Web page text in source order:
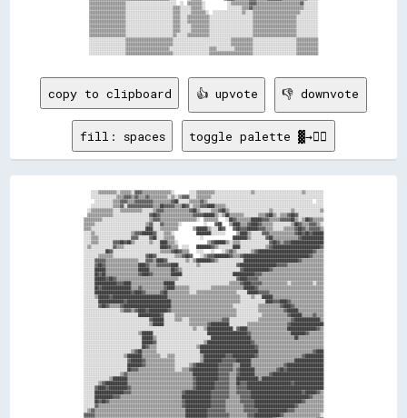
copy to clipboard 👍 upvote 👎 downvote
fill: spaces toggle palette ▓→✊🏽
    ░░░░▒▒▒▒▒▒▒▒▒▒░░▒▒▒▒▒▒░░▓▓▓▓▒▒▒▒▒▒▒▒▒▒▒▒▒▒▒▒░░        ░░░░▒▒▒▒▒▒▒▒▒▒░░░░░░░░░░░░░░░░░░░░▒▒░░░░░░░░░░░░░░░░░░░░░░░░░░▒▒░░░░░░░░░░
    ░░░░░░░░░░░░░░▒▒▒▒▓▓▓▓▒▒▓▓▒▒▒▒▓▓▒▒▒▒▒▒▒▒▒▒░░▒▒░░▒▒▓▓▓▓░░░░▒▒▒▒▒▒▒▒░░░░░░░░░░░░░░░░░░░░░░░░░░░░░░░░░░░░░░░░░░░░░░░░░░░░░░░░░░░░░░
      ░░░░░░░░░░▒▒▒▒▓▓▓▓▒▒▒▒▓▓▓▓▓▓▓▓▓▓▒▒▒▒▒▒▒▒▒▒▓▓██░░░░░░▒▒▒▒▒▒▓▓▒▒░░░░░░░░░░░░░░░░░░░░░░░░░░░░░░░░░░░░░░░░░░░░░░░░░░░░░░░░░░  ░░░░
    ░░░░░░░░░░░░▒▒▒▒▓▓░░▓▓▓▓▓▓▓▓▓▓▓▓▓▓▒▒▒▒██▓▓▓▓▓▓▒▒▒▒██▓▓░░▒▒▒▒▓▓▓▓████▒▒▒▒▒▒░░░░░░░░░░░░░░░░░░░░░░░░░░░░░░░░░░░░░░░░░░░░░░░░░░░░░░
  ░░▒▒▒▒▒▒▒▒▒▒▒▒░░░░▒▒▒▒▒▒▒▒▒▒▒▒░░░░░░▒▒▓▓▓▓▒▒▒▒▒▒▒▒▒▒▒▒▒▒▓▓██▒▒░░░░░░▒▒▒▒▓▓██▒▒░░░░░░░░░░░░░░░░░░░░░░▒▒░░░░░░░░░░▒▒░░░░░░░░░░░░░░▒▒
  ▒▒▒▒▒▒▒▒▒▒▒▒▒▒░░░░░░░░░░░░░░░░░░░░▓▓██▓▓▒▒▒▒▒▒▒▒▒▒▒▒▒▒▒▒▒▒▓▓▓▓▓▓██████▒▒░░▒▒██▒▒▒▒▒▒▒▒░░░░░░░░▒▒▒▒▓▓██▒▒░░▒▒▒▒▓▓██▓▓░░░░░░░░░░░░░░
▒▒▒▒▒▒▒▒▒▒░░░░░░░░░░░░░░░░░░░░░░░░░░▒▒▓▓▓▓▒▒▒▒▒▒▒▒▒▒▒▒▒▒▒▒▒▒▒▒░░  ▒▒▒▒▒▒▒▒    ░░██▓▓▒▒▒▒▒▒▒▒██████▓▓▓▓▒▒▒▒▒▒▓▓▓▓▓▓██▒▒░░▒▒██▓▓▒▒▒▒▒▒
▒▒▒▒▒▒░░░░░░░░░░░░░░░░░░░░░░░░░░░░▒▒▓▓░░░░▓▓▒▒▒▒▒▒▒▒░░            ░░    ▓▓██    ▒▒████▒▒▒▒▓▓████▓▓▒▒▒▒▒▒░░░░░░░░░░▒▒██▓▓▒▒▒▒▓▓▓▓▒▒░░
▒▒▒▒░░░░░░░░░░░░░░░░░░░░░░░░░░░░░░████░░░░▒▒▒▒▒▒▒▒▒▒        ▒▒██████▒▒░░░░██▓▓    ▓▓██▓▓▓▓██████▓▓▓▓▒▒▒▒░░░░░░▒▒▒▒▒▒▓▓██▓▓▒▒▓▓▓▓▓▓▒▒
░░░░▒▒░░░░░░░░░░░░░░░░░░░░▒▒▓▓▓▓██████▓▓░░░░▒▒▒▒░░            ████████░░░░░░░░      ▒▒████▒▒░░░░░░▓▓▓▓▒▒▒▒▒▒▒▒▒▒▒▒▒▒▓▓██▓▓██▓▓██████
░░░░▒▒▒▒░░░░░░░░░░░░░░░░░░▓▓▓▓░░░░░░▓▓██░░░░▒▒▒▒▒▒              ░░                ████████▒▒░░░░░░░░▓▓██▒▒▒▒▒▒▒▒▒▒▒▒▒▒▓▓████████████
░░░░▒▒▒▒░░░░░░░░▓▓▓▓██▓▓██▒▒░░░░░░░░▒▒░░░░████▒▒▒▒░░                ▒▒▓▓██████▒▒░░▒▒▒▒░░░░░░░░░░░░░░░░▓▓██▓▓▒▒▓▓▓▓██████████████████
░░▒▒░░░░░░░░░░░░▓▓▒▒▒▒░░░░░░░░░░░░░░░░░░░░████▓▓▒▒▒▒  ░░░░    ████████▓▓▒▒░░░░░░░░████░░░░░░░░░░░░░░▒▒▓▓██████████████████████████▓▓
░░░░░░░░░░░░██▓▓░░░░░░░░░░░░░░░░░░░░░░░░░░▒▒▒▒▒▒▓▓██▓▓▒▒▒▒    ░░░░    ░░    ░░▒▒▓▓▒▒░░░░░░░░▒▒▓▓██████████████████████████████▓▓▒▒▒▒
░░░░░░░░▒▒▒▒▒▒▒▒░░░░░░░░░░░░░░░░░░▓▓██▓▓░░░░░░░░░░▒▒▒▒▓▓██▓▓    ░░▒▒▓▓▓▓████████▓▓▒▒▒▒▓▓████████████████████████████████████▓▓▒▒▒▒▒▒
░░░░░░▓▓▓▓▓▓▒▒▒▒▒▒▒▒▒▒▒▒▒▒▒▒▒▒░░░░▓▓▓▓▒▒████▓▓░░░░░░░░░░▒▒░░▒▒████████▓▓▒▒░░░░░░░░░░░░░░██████████████████████████████▓▓▒▒▒▒▒▒▒▒▒▒▒▒
░░░░░░▓▓██▓▓▒▒▒▒▒▒▒▒▒▒▒▒▒▒▒▒▒▒████▓▓▒▒▒▒▓▓▓▓▓▓▓▓████░░░░░░░░░░▒▒░░░░░░░░░░░░░░░░░░░░▓▓████████████████████▓▓▓▓▓▓▒▒▒▒▒▒▒▒▒▒▒▒▒▒▒▒▒▒▒▒
░░░░░░██████▒▒▒▒▒▒▒▒▒▒▒▒▒▒▒▒▒▒██████▒▒▒▒▒▒▒▒▒▒▒▒██▓▓▒▒░░░░░░░░░░░░░░░░░░░░░░░░░░░░░░░░▓▓██████████████▓▓▒▒▒▒▒▒▒▒▒▒▒▒▒▒▒▒▒▒▒▒▒▒▒▒▒▒▒▒
░░░░░░██▓▓██▒▒▒▒▒▒▒▒▒▒▒▒▒▒▒▒▒▒▓▓████▓▓▒▒▒▒▒▒▒▒▒▒██████░░░░░░░░░░░░░░░░░░░░░░░░░░░░████████████▓▓▓▓▒▒▒▒▒▒▒▒▒▒▒▒▒▒▒▒▒▒▒▒▒▒▒▒▒▒▒▒▒▒▒▒▒▒
░░░░░░██████▓▓██▓▓▒▒▒▒▒▒▒▒▒▒▒▒▒▒▒▒▒▒▒▒▒▒▒▒▒▒▒▒▒▒▒▒▒▒░░░░░░░░░░░░░░░░░░░░░░░░░░░░░░░░▓▓████▓▓▓▓▓▓▒▒▒▒▒▒▒▒▒▒▒▒▒▒▒▒▒▒▒▒▒▒▒▒▒▒▒▒▒▒▒▒▒▒▒▒
░░░░░░████████████▓▓▓▓████▒▒▒▒▒▒▒▒▒▒▒▒▒▒▒▒▒▒██████░░░░░░░░░░░░░░░░░░░░░░░░░░░░░░▒▒▒▒▒▒▓▓████▓▓▓▓▓▓▒▒▒▒▒▒▒▒▒▒▒▒▒▒░░▒▒▒▒▒▒▒▒▒▒▒▒░░▒▒▒▒
░░░░░░██▓▓████████████████▒▒▒▒▓▓▒▒▒▒▒▒▒▒▒▒▒▒▓▓████▒▒▒▒▒▒▒▒░░░░░░░░░░░░▒▒▒▒▒▒▒▒▒▒▒▒▒▒▒▒▒▒██████▓▓▒▒▒▒▒▒▒▒▒▒▒▒▒▒▒▒▒▒▒▒▒▒▒▒▒▒▒▒▒▒▒▒▒▒▒▒
░░░░░░████████████████████▓▓████▓▓▒▒▒▒▒▒▒▒▓▓██▒▒▒▒▒▒▒▒▒▒▒▒░░░░▒▒▒▒▒▒▒▒▒▒▒▒▒▒▒▒▒▒▒▒▒▒░░░░░░██████▓▓▓▓▓▓▒▒▒▒▒▒▒▒▒▒▒▒▒▒▒▒▒▒▒▒▒▒▒▒▒▒▒▒▒▒
░░░░░░▒▒██████▓▓██████████████████████████████▒▒▒▒▒▒▒▒▒▒▒▒▒▒▒▒▒▒▒▒▒▒▒▒▒▒▒▒▒▒▒▒▒▒▒▒▒▒▒▒░░░░░░▒▒░░░░██████▒▒▒▒▒▒▒▒▒▒▒▒▒▒▒▒▒▒▒▒▒▒▒▒▒▒▒▒
░░░░░░░░██████████████▓▓████████████████████████▒▒▒▒▒▒▒▒▒▒▒▒▒▒▒▒▒▒▒▒▒▒▒▒▒▒▒▒▒▒▒▒▒▒▒▒▒▒░░░░░░░░░░░░░░████▓▓▓▓████▓▓▒▒▒▒▒▒▒▒▒▒▒▒▒▒▒▒▒▒
░░░░░░░░▓▓██▓▓▒▒▒▒▒▒▓▓██████████████████████████▒▒▒▒▒▒▒▒▒▒▒▒▒▒▒▒▒▒▒▒▒▒▒▒▒▒▒▒▒▒▒▒▒▒░░░░░░░░░░░░░░▒▒▒▒▒▒▒▒▒▒▒▒▓▓████▓▓▒▒▒▒▒▒▒▒▒▒▒▒▒▒▒▒
░░░░░░░░░░░░░░░░░░░░▒▒▓▓▓▓▒▒▓▓████▓▓██████████▓▓▒▒▒▒▒▒▒▒▒▒▒▒▒▒▒▒▒▒▒▒▒▒▒▒▒▒▒▒▒▒▒▒▒▒▒▒░░░░░░░░░░░░▒▒▒▒▒▒▒▒▒▒▒▒▒▒▓▓██████▒▒▒▒▒▒▒▒▒▒▒▒▒▒
░░░░░░░░░░░░░░░░░░░░░░░░░░░░░░████████████▓▓░░░░░░▒▒▒▒▒▒▒▒▒▒▒▒▒▒▒▒▒▒▒▒▒▒▒▒▒▒▒▒▒▒▒▒▒▒░░░░░░░░░░░░░░▒▒▒▒▒▒▒▒▒▒▒▒▒▒▓▓██████▒▒▒▒▒▒▓▓▒▒▒▒
░░░░░░░░░░░░░░░░░░░░░░░░░░░░░░░░░░░░▓▓██████░░░░░░▒▒▒▒░░░░▒▒▒▒▒▒▒▒▒▒▒▒▒▒▒▒▒▒▓▓▓▓░░░░░░░░░░░░░░░░▒▒▒▒▒▒▒▒▒▒▒▒▒▒▒▒▒▒▓▓██████████████▒▒
░░░░░░░░░░░░░░░░░░░░░░░░░░░░░░░░░░░░▒▒██████░░░░░░░░░░░░░░▒▒▒▒▒▒▒▒▒▒▓▓██████████░░░░░░░░░░▒▒▒▒▒▒▒▒▒▒▒▒▒▒▒▒▒▒▒▒▒▒▓▓██████████████████
░░░░░░░░░░░░░░░░░░░░░░░░░░░░░░░░░░░░░░░░░░░░░░░░░░░░░░░░░░░░▒▒░░░░▒▒██████████████░░▓▓████▒▒▒▒▒▒▒▒▒▒▒▒▒▒▒▒▒▒▒▒▒▒████████████████▓▓▒▒
░░░░░░░░░░░░░░░░░░░░░░░░░░░░░░▒▒██████░░░░░░░░░░░░░░░░░░░░░░░░░░░░░░██████████████████████▓▓▒▒▒▒▒▒▒▒▒▒▒▒▒▒▒▒▒▒▒▒▒▒████████▓▓▒▒▒▒▒▒▒▒
░░░░░░░░░░░░░░░░░░░░░░░░░░░░░░░░██████▒▒░░░░░░░░░░░░░░░░░░░░░░░░░░░░░░██████████████████████▒▒▒▒▒▒▒▒▒▒▒▒▒▒▒▒▒▒▒▒▒▒▒▒██▒▒▒▒▒▒▒▒▒▒▒▒▒▒
░░░░░░░░░░░░░░░░░░░░░░░░░░░░░░░░██████▓▓░░░░░░░░░░░░░░░░░░░░░░░░░░▒▒████████████████████████▓▓▒▒▒▒▒▒▒▒▒▒▒▒▒▒▒▒▒▒▒▒▒▒▒▒▒▒▒▒▒▒▒▒▒▒▒▒▒▒
░░░░░░░░░░░░░░░░░░░░░░░░░░░░░░░░██▓▓▒▒▒▒░░░░░░░░░░░░░░░░░░░░░░▒▒██████████████████████████████▓▓▒▒▒▒▒▒▒▒▒▒▒▒▒▒▒▒▒▒▒▒▒▒▒▒▒▒▒▒▒▒▒▒▒▒▒▒
░░░░░░░░░░░░░░░░░░░░░░░░░░▒▒▓▓██▒▒▒▒▒▒▒▒░░░░░░░░░░░░░░░░░░░░░░░░████████████████████████████████▒▒▒▒▒▒▒▒▒▒▒▒▒▒▒▒▒▒▒▒▒▒▒▒▒▒▒▒▒▒▓▓████
░░░░░░░░░░░░░░░░░░░░░░▒▒████████▒▒▒▒▒▒▒▒▒▒░░░░▒▒▒▒░░░░░░░░░░░░░░▒▒████████████▓▓▓▓████████████▓▓▒▒▒▒▒▒▒▒▒▒▒▒▒▒▒▒▒▒▒▒▒▒▒▒▓▓██████████
░░░░░░░░░░░░░░░░░░░░░░░░▓▓██████▓▓▒▒▒▒▒▒▒▒▒▒▒▒▒▒▒▒░░░░░░░░░░░░░░▒▒██████████▓▓▓▓▓▓▓▓████████▒▒▒▒▒▒▒▒▒▒▒▒▒▒▒▒▒▒▒▒▒▒▒▒████████████████
░░░░░░░░░░░░░░░░░░░░░░░░████████▓▓▒▒▒▒▒▒▒▒▒▒▒▒▒▒▒▒░░░░░░░░▒▒▓▓████████████▓▓▓▓▓▓▓▓▒▒▒▒██████▒▒▒▒▒▒▒▒▒▒▒▒▒▒▒▒▒▒▓▓████████████████████
░░░░░░░░░░░░░░░░░░░░░░░░██▓▓▓▓▒▒▒▒▒▒▒▒▒▒▒▒▒▒▒▒▒▒▒▒░░░░▒▒▒▒▓▓██████████████▓▓▓▓▓▓▓▓▒▒▓▓████████▒▒▒▒▒▒▒▒▒▒▒▒▓▓██▓▓████████████████████
░░░░░░░░░░░░░░░░░░░░▒▒▓▓▒▒▒▒▒▒▒▒▒▒▒▒▒▒▒▒▒▒▒▒▒▒▒▒▒▒▒▒▒▒▒▒▒▒▒▒██████████████▓▓▓▓▓▓▒▒▒▒▓▓████████▒▒▒▒▒▒▒▒▓▓████████████████████████████
░░░░░░░░░░░░░░▒▒████████▒▒▒▒▒▒▒▒▒▒▒▒▒▒▒▒▒▒▒▒▒▒▒▒▒▒▒▒▒▒▒▒▒▒▒▒▓▓████████████▓▓▓▓▓▓▒▒▒▒████████████▒▒██████████████████████████████████
░░░░░░░░▒▒▓▓████████████▒▒▒▒▒▒▒▒▒▒▒▒▒▒▒▒▒▒▒▒▒▒▒▒▒▒▒▒▒▒▒▒▒▒▒▒▓▓██████████▓▓▓▓▓▓▓▓▒▒▒▒██▓▓▓▓████████████████████████▓▓████████████████
░░░░░░▓▓████▓▓██████████▓▓▒▒▒▒▒▒▒▒▒▒▒▒▒▒▒▒▒▒▒▒▒▒▒▒▒▒▒▒▒▒▒▒▒▒▓▓██████████▓▓▓▓▓▓▓▓▒▒▒▒▓▓▓▓▓▓██████████████████████████████████████████
░░░░░░████████████████▓▓▓▓▒▒▒▒▒▒▒▒▒▒▒▒▒▒▒▒▒▒▒▒▒▒▒▒▒▒▒▒▓▓██████████████▓▓▓▓▓▓▓▓▓▓▒▒▒▒▓▓▓▓▓▓▓▓████████████████████████████▓▓██████▓▓▒▒
░░░░░░██████████▓▓▓▓▒▒▒▒▒▒▒▒▒▒▒▒▒▒▒▒▒▒▒▒▒▒▒▒▒▒▒▒▒▒▒▒▒▒████████████████▓▓▓▓▓▓▓▓▓▓▒▒▒▒▒▒▓▓▓▓▓▓████████████████████████████████▓▓▒▒▒▒▒▒
░░░░░░██▓▓██▓▓▒▒▒▒▒▒▒▒▒▒▒▒▒▒▒▒▒▒▒▒▒▒▒▒▒▒▒▒▒▒▒▒▒▒▒▒▒▒▒▒▓▓██████████████▓▓▓▓▓▓▓▓▒▒▒▒▒▒▒▒▓▓▓▓▓▓▓▓██████████████████████████▓▓▒▒▒▒▒▒▒▒▒▒
░░░░░░▓▓▒▒▒▒▒▒▒▒▒▒▒▒▒▒▒▒▒▒▒▒▒▒▒▒▒▒▒▒▒▒▒▒▒▒▒▒▒▒▒▒▒▒▒▒▒▒▓▓██████████████▓▓▓▓▓▓▓▓▒▒▒▒▒▒▒▒▒▒▓▓▓▓▓▓██████████████████████▓▓▒▒▒▒▒▒▒▒▒▒▒▒▒▒
░░▒▒▓▓▒▒▒▒▒▒▒▒▒▒▒▒▒▒▒▒▒▒▒▒▒▒▒▒▒▒▒▒▒▒▒▒▒▒▒▒▒▒▒▒▒▒▒▒▒▒▒▒▒▒████████████▓▓▓▓▓▓▓▓▓▓▒▒▒▒▒▒▒▒▒▒▓▓▓▓▓▓▓▓████████████████▓▓▓▓▒▒▒▒▒▒▒▒▒▒▒▒▒▒▒▒
▓▓▓▓▓▓▒▒▒▒▒▒▒▒▒▒▒▒▒▒▒▒▒▒▒▒▒▒▒▒▒▒▒▒▒▒▒▒▒▒▒▒▒▒▒▒▒▒▒▒▒▒▒▒▒▒████████████▓▓▓▓▓▓▓▓▓▓▓▓▒▒▒▒▒▒▒▒▒▒▓▓▓▓██████████████▓▓▒▒▒▒▒▒▒▒▒▒▒▒▒▒▒▒▒▒▒▒░░